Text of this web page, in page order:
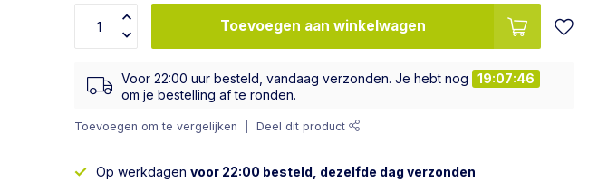
Toevoegen aan winkelwagen
Voor 22:00 uur besteld, vandaag verzonden. Je hebt nog
19:07:45
om je bestelling af te ronden.
Toevoegen om te vergelijken Deel dit product
Op werkdagenvoor 22:00 besteld, dezelfde dag verzonden